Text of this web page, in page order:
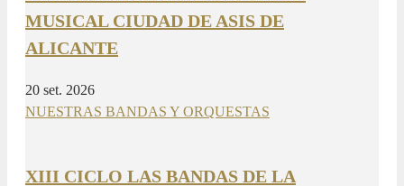
MUSICAL CIUDAD DE ASIS DE
ALICANTE
20 set. 2026
NUESTRAS BANDAS Y ORQUESTAS
XIII CICLO LAS BANDAS DE LA